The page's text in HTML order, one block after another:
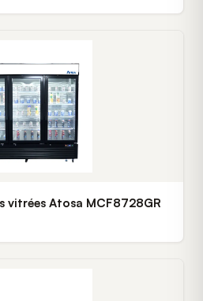
vitrées Atosa MCF8728GR